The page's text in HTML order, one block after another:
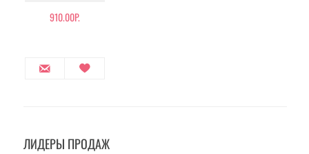
910.00Р.
ЛИДЕРЫ ПРОДАЖ